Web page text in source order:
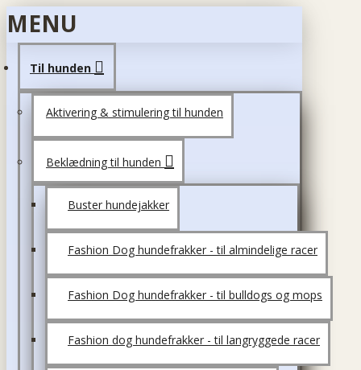
MENU
Til hunden
Aktivering & stimulering til hunden
Beklædning til hunden
Buster hundejakker
Fashion Dog hundefrakker - til almindelige racer
Fashion Dog hundefrakker - til bulldogs og mops
Fashion dog hundefrakker - til langryggede racer